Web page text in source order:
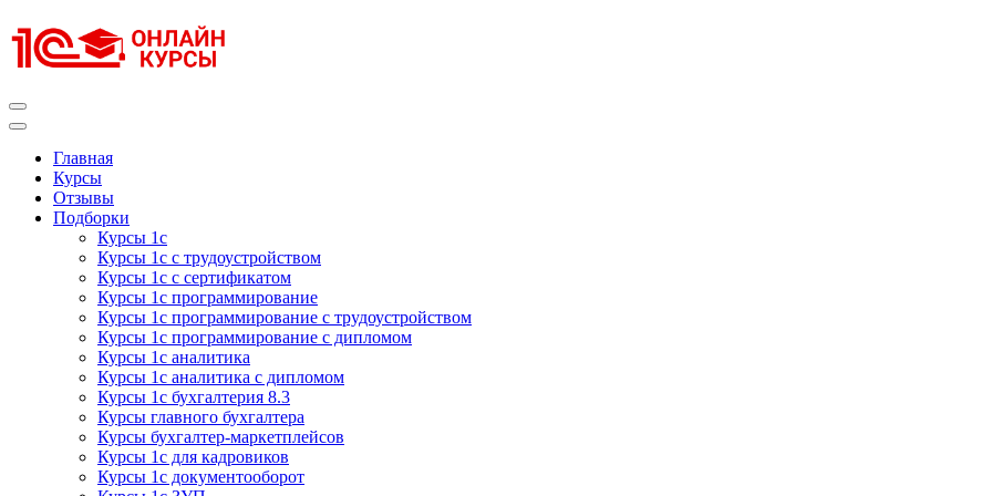
к
содержимому
Главная
Курсы
Отзывы
Подборки
Курсы 1с
Курсы 1с с трудоустройством
Курсы 1с с сертификатом
Курсы 1с программирование
Курсы 1с программирование с трудоустройством
Курсы 1с программирование с дипломом
Курсы 1с аналитика
Курсы 1с аналитика с дипломом
Курсы 1с бухгалтерия 8.3
Курсы главного бухгалтера
Курсы бухгалтер-маркетплейсов
Курсы 1с для кадровиков
Курсы 1с документооборот